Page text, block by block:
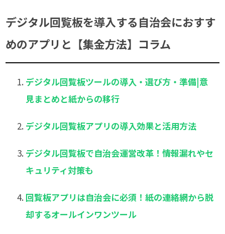
デジタル回覧板を導入する自治会におすす
めのアプリと【集金方法】コラム
デジタル回覧板ツールの導入・選び方・準備|意
見まとめと紙からの移行
デジタル回覧板アプリの導入効果と活用方法
デジタル回覧板で自治会運営改革！情報漏れやセ
キュリティ対策も
回覧板アプリは自治会に必須！紙の連絡網から脱
却するオールインワンツール